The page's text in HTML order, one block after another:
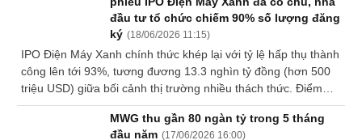
trên thị trường hiện tại.
đầu tư tổ chức chiếm 90% số lượng đăng
ký (18/06/2026 11:15)
IPO Điện Máy Xanh chính thức khép lại với tỷ lệ hấp thụ thành
công lên tới 93%, tương đương 13.3 nghìn tỷ đồng (hơn 500
triệu USD) giữa bối cảnh thị trường nhiều thách thức. Điểm
nhấn của thương vụ nằm ở cơ cấu cổ đông chất lượng khi
90% lượng chào bán thuộc về gần 30 nhà đầu tư tổ chức đại
MWG thu gần 80 ngàn tỷ trong 5 tháng
đầu năm (17/06/2026 16:00)